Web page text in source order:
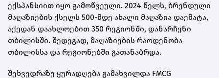
ექსპანსიით იყო გამოწვეული. 2024 წელს, ბრენდული
მაღაზიების ქსელს 500-მდე ახალი მაღაზია დაემატა,
აქედან დაახლოებით 350 რეგიონში, დანარჩენი
თბილისში. შედეგად, მაღაზიების რაოდენობა
თბილისსა და რეგიონებში გათანაბრდა.
შეხვედრაზე ყურადღება გამახვილდა FMCG